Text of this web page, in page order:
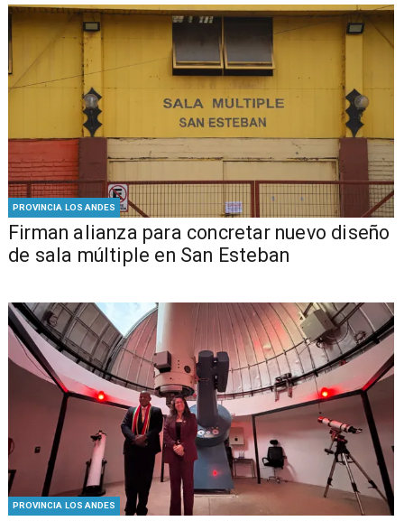
PROVINCIA LOS ANDES
​​Firman alianza para concretar nuevo diseño
de sala múltiple en San Esteban
PROVINCIA LOS ANDES